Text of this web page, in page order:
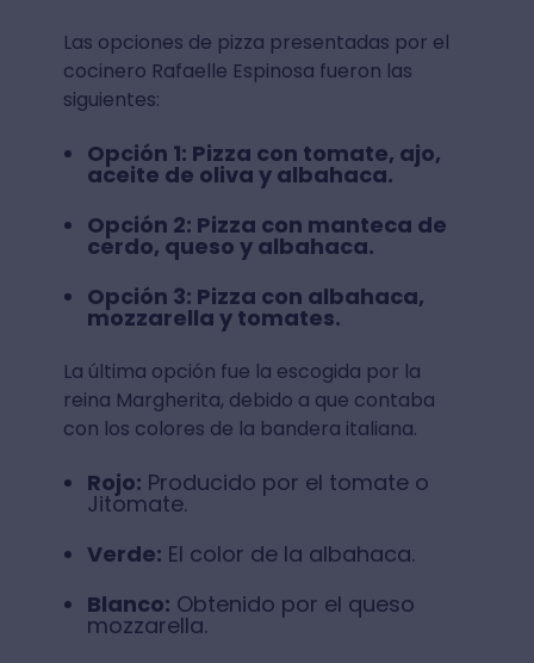
Las opciones de pizza presentadas por el
cocinero Rafaelle Espinosa fueron las
siguientes:
Opción 1: Pizza con tomate, ajo,
aceite de oliva y albahaca.
Opción 2: Pizza con manteca de
cerdo, queso y albahaca.
Opción 3: Pizza con albahaca,
mozzarella y tomates.
La última opción fue la escogida por la
reina Margherita, debido a que contaba
con los colores de la bandera italiana.
Rojo: Producido por el tomate o
Jitomate.
Verde: El color de la albahaca.
Blanco: Obtenido por el queso
mozzarella.